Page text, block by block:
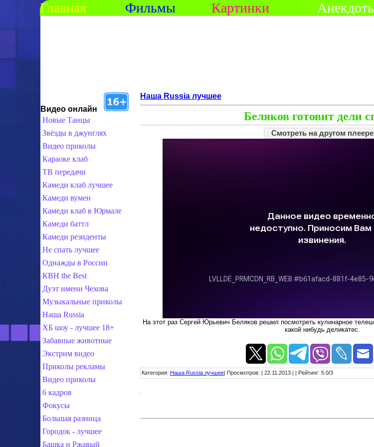
Главная Фильмы Картинки
Видео онлайн
Новые Танцы
Звёзды в джунглях
Видео приколы
Караоке клаб
ТВ передачи
Камеди клаб лучшее
Камеди вумен
Камеди клаб в Юрмале
Камеди баттл
Камеди резиденты
Не спать лучшее
Однажды в России
КВН the Best
Дуэт имени Чехова
Музыкальные приколы
Наша Russia
ХБ шоу - лучшее 18+
Забавные животные
Экстрим видео
Приколы рекламы
Видео приколы
6 кадров
Фокусы
Большая разница
Городок - лучшее
Башка и Ржавый
Наша Russia лучшее
Беляков готовит дели
Смотреть на другом плеере
На этот раз Сергей Юрьевич Беляков решил посмотреть кулинарное
какой нибудь деликатес.
Категория: Наша Russia лучшее| Просмотров: | 22.11.2013 | | Рейтинг: 5.0/3